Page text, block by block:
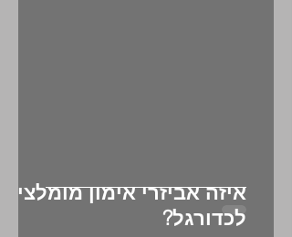
איזה אביזרי אימון מומלצים